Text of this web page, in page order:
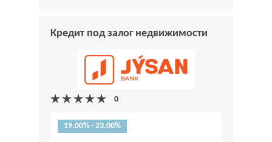
Кредит под залог недвижимости
19.00% - 23.00%